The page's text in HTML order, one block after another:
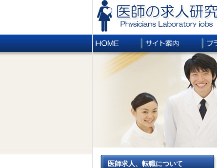
医師求人、転職について